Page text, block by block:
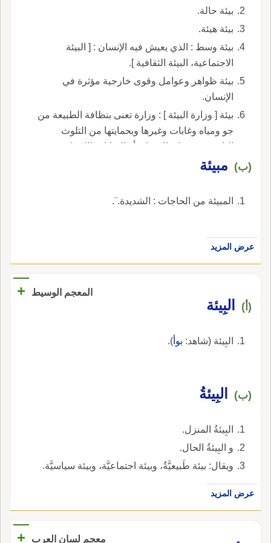
بيئة حالة.
بيئة هيئة.
بيئة وسط : الذي يعيش فيه الإنسان : [ البيئة
الاجتماعية، البيئة الثقافية ].
بيئة ظواهر وعوامل وقوى خارجية مؤثرة في
الإنسان.
بيئة [ وزارة البيئة ] : وزارة تعنى بنظافة الطبيعة من
جو ومياه وغابات وغيرها وبحمايتها من التلوث
الناجم عن دخان المصانع أو النفايات الكيماوية
والمنزلية ونحوها.
(ب) مبيئة
المبيئة من الحاجات : الشديدة.¨.
عرض المزيد
المعجم الوسيط +
(أ) البِيئة
البِيئة (شاهد: بوأ ).
(ب) البِيئةُ
البِيئةُ المنزل.
و البِيئةُ الحال.
ويقال: بيئة طَبيعيَّةٌ، وبيئة اجتماعيَّة، وبيئة سياسيَّة.
عرض المزيد
معجم لسان العرب
+